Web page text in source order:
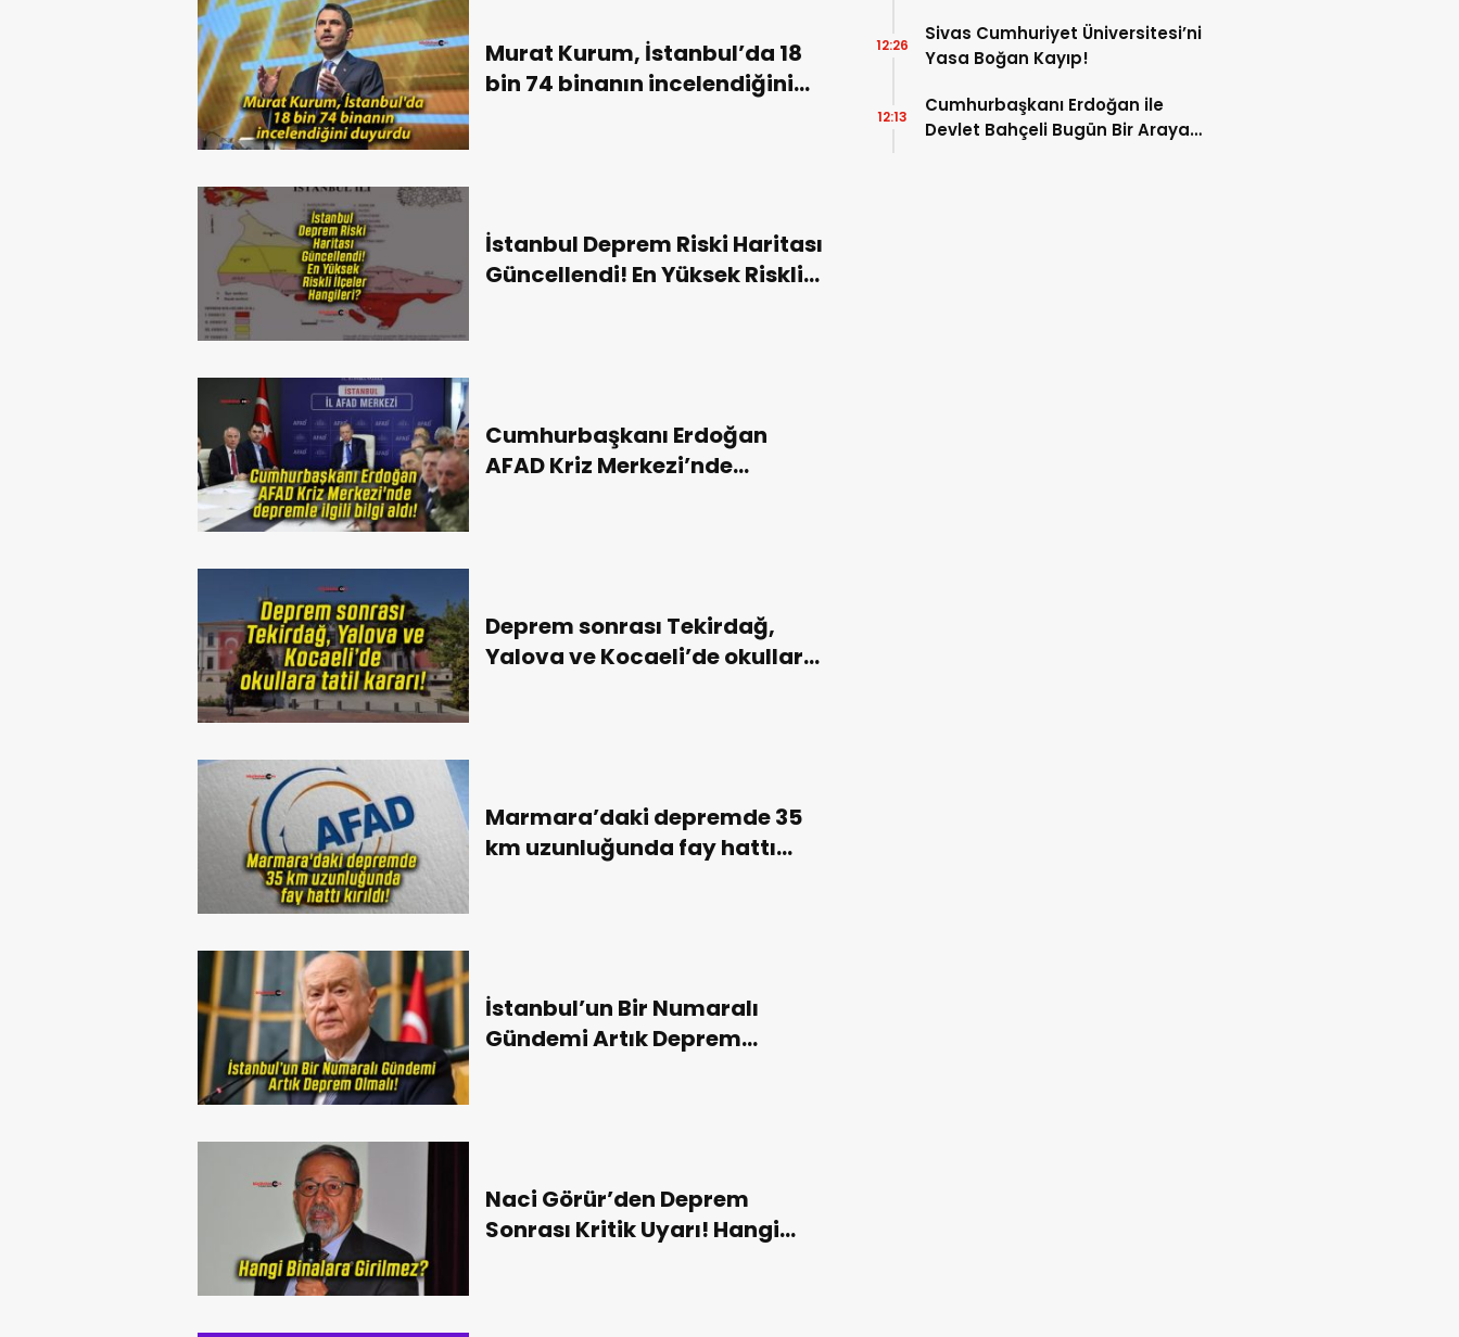
Murat Kurum, İstanbul’da 18
bin 74 binanın incelendiğini
İstanbul Deprem Riski Haritası
Güncellendi! En Yüksek Riskli
Cumhurbaşkanı Erdoğan
AFAD Kriz Merkezi’nde
Deprem sonrası Tekirdağ,
Yalova ve Kocaeli’de okullara
Marmara’daki depremde 35
km uzunluğunda fay hattı
İstanbul’un Bir Numaralı
Gündemi Artık Deprem
Naci Görür’den Deprem
Sonrası Kritik Uyarı! Hangi
Hizmete Girdi!
Sivas Cumhuriyet Üniversitesi’ni
Yasa Boğan Kayıp!
12:26
Cumhurbaşkanı Erdoğan ile
Devlet Bahçeli Bugün Bir Araya
12:13